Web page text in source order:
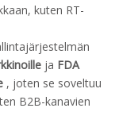
kuten RT-
ja FDA
, joten se soveltuu
B2B-kanavien